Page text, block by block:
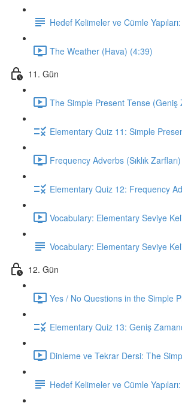
Hedef Kelimeler ve Cümle
The Weather (Hava) (4:39)
11. Gün
The Simple Present Tense (Geniş
Elementary Quiz 11: Simple
Frequency Adverbs (Sıklık
Elementary Quiz 12: Frequency
Vocabulary: Elementary Seviye
Vocabulary: Elementary Seviye
12. Gün
Yes / No Questions in the Simple
Elementary Quiz 13: Geniş
Dinleme ve Tekrar Dersi: The
Hedef Kelimeler ve Cümle